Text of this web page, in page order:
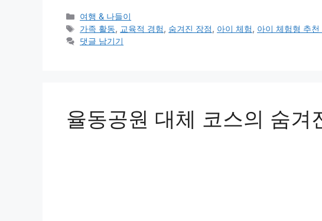
카
테
고
여행 & 나들이
태
그
가족 활동, 교육적 경험, 숨겨진 장점, 아이 체험, 아이 체험형 추천
댓글 남기기
율동공원 대체 코스의 숨겨